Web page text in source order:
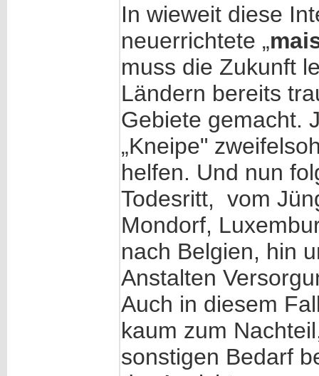
In wieweit diese
neuerrichtete „
muss die Zukunft
Ländern bereits
Gebiete gemacht.
„Kneipe"
helfen. Und nun
Todesritt, vom
Mondorf,
nach Belgien, hin
Anstalten
Auch in diesem
kaum zum
sonstigen Bedarf